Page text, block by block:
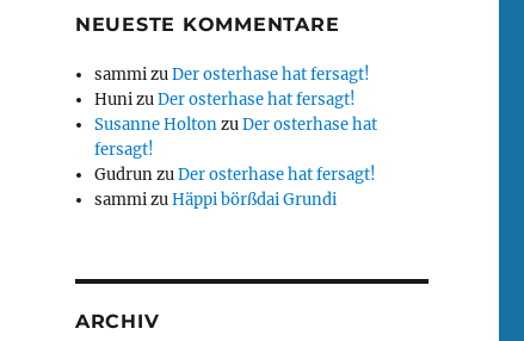
NEUESTE KOMMENTARE
sammizuDer osterhase hat fersagt!
HunizuDer osterhase hat fersagt!
Susanne HoltonzuDer osterhase hat
fersagt!
GudrunzuDer osterhase hat fersagt!
sammizuHäppi börßdai Grundi
ARCHIV